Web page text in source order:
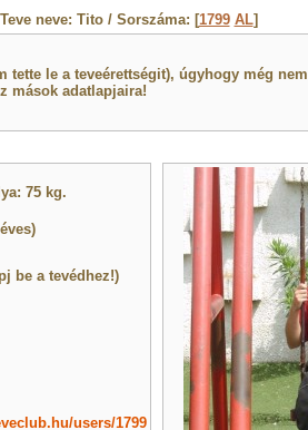
Teve neve: Tito / Sorszáma: [1799 AL]
tette le a teveérettségit), úgyhogy még nem
mások adatlapjaira!
75 kg.
be a tevédhez!)
users/1799